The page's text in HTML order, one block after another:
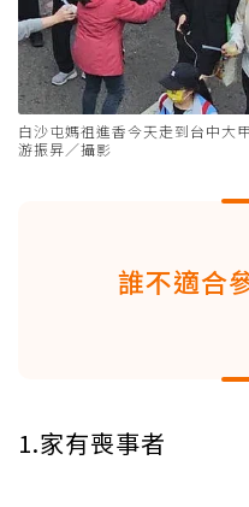
白沙屯媽祖進香今天走到台中大
游振昇／攝影
誰不適合
1.家有喪事者